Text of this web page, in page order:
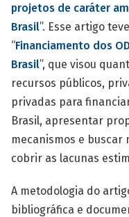
projetos de caráter
Brasil”. Esse artigo
“Financiamento dos
Brasil”, que visou
recursos públicos,
privadas para
Brasil, apresentar
mecanismos e buscar
cobrir as lacunas
A metodologia do
bibliográfica e